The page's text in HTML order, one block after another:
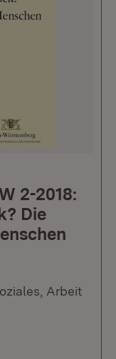
2-2018:
Die
Arbeit